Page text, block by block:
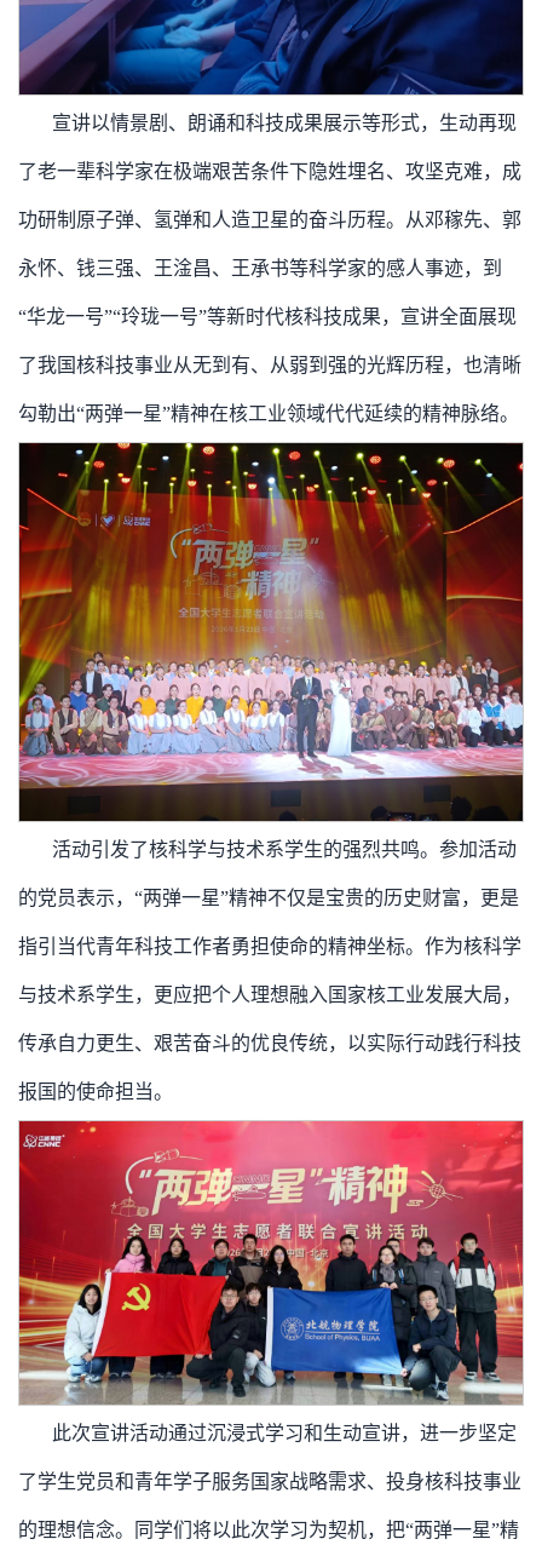
宣讲以情景剧、朗诵和科技成果展示等形式，生动再现
了老一辈科学家在极端艰苦条件下隐姓埋名、攻坚克难，成
功研制原子弹、氢弹和人造卫星的奋斗历程。从邓稼先、郭
永怀、钱三强、王淦昌、王承书等科学家的感人事迹，到
“华龙一号”“玲珑一号”等新时代核科技成果，宣讲全面展现
了我国核科技事业从无到有、从弱到强的光辉历程，也清晰
勾勒出“两弹一星”精神在核工业领域代代延续的精神脉络。
活动引发了核科学与技术系学生的强烈共鸣。参加活动
的党员表示，“两弹一星”精神不仅是宝贵的历史财富，更是
指引当代青年科技工作者勇担使命的精神坐标。作为核科学
与技术系学生，更应把个人理想融入国家核工业发展大局，
传承自力更生、艰苦奋斗的优良传统，以实际行动践行科技
报国的使命担当。
此次宣讲活动通过沉浸式学习和生动宣讲，进一步坚定
了学生党员和青年学子服务国家战略需求、投身核科技事业
的理想信念。同学们将以此次学习为契机，把“两弹一星”精